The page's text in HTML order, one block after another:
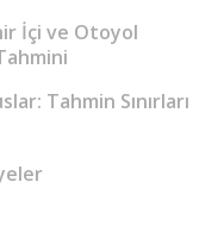
İçi ve Otoyol
Tahmin Sınırları